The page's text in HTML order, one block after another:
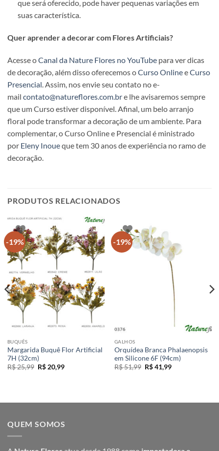
que será oferecido, pode haver pequenas variações em
suas característica.
Quer aprender a decorar com Flores Artificiais?
Acesse oCanal da Nature Flores no YouTube para ver dicas
de decoração, além disso oferecemos oCurso OnlineeCurso
Presencial . Assim, nos envie seu contato no e-
mail contato@natureflores.com.bre lhe avisaremos sempre
que um Curso estiver disponível. Afinal, um belo arranjo
floral pode transformar a decoração de um ambiente. Para
complementar, o Curso Online e Presencial é ministrado
por Eleny Inoueque tem 30 anos de experiência no ramo de
decoração.
PRODUTOS RELACIONADOS
-19%
BUQUÊS
Margarida Buquê Flor Artificial
7H (32cm)
R$25,99 O
R$20,99O
-19%
GALHOS
Orquídea Branca Phalaenopsis
em Silicone 6F (94cm)
R$51,99 O
R$41,99O
QUEM SOMOS